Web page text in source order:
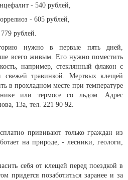
- 540 рублей,
- 605 рублей,
рублей.
нужно в первые пять дней,
всего живым. Его нужно поместить
например, стеклянный флакон с
свежей травинкой. Мертвых клещей
в прохладном месте при температуре
или термосе со льдом. Адрес
13а, тел. 221 90 92.
прививают только граждан из
на природе, - лесники, геологи,
себя от клещей перед поездкой в
придется позаботиться заранее и за